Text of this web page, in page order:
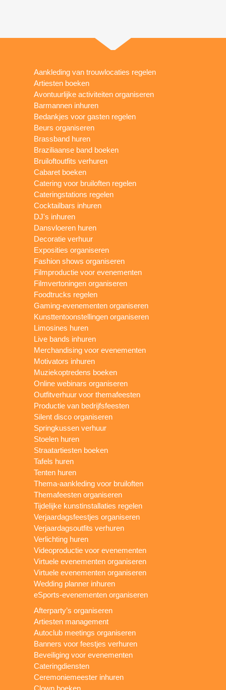
Aankleding van trouwlocaties regelen
Artiesten boeken
Avontuurlijke activiteiten organiseren
Barmannen inhuren
Bedankjes voor gasten regelen
Beurs organiseren
Brassband huren
Braziliaanse band boeken
Bruiloftoutfits verhuren
Cabaret boeken
Catering voor bruiloften regelen
Cateringstations regelen
Cocktailbars inhuren
DJ's inhuren
Dansvloeren huren
Decoratie verhuur
Exposities organiseren
Fashion shows organiseren
Filmproductie voor evenementen
Filmvertoningen organiseren
Foodtrucks regelen
Gaming-evenementen organiseren
Kunsttentoonstellingen organiseren
Limosines huren
Live bands inhuren
Merchandising voor evenementen
Motivators inhuren
Muziekoptredens boeken
Online webinars organiseren
Outfitverhuur voor themafeesten
Productie van bedrijfsfeesten
Silent disco organiseren
Springkussen verhuur
Stoelen huren
Straatartiesten boeken
Tafels huren
Tenten huren
Thema-aankleding voor bruiloften
Themafeesten organiseren
Tijdelijke kunstinstallaties regelen
Verjaardagsfeestjes organiseren
Verjaardagsoutfits verhuren
Verlichting huren
Videoproductie voor evenementen
Virtuele evenementen organiseren
Virtuele evenementen organiseren
Wedding planner inhuren
eSports-evenementen organiseren
Afterparty’s organiseren
Artiesten management
Autoclub meetings organiseren
Banners voor feestjes verhuren
Beveiliging voor evenementen
Cateringdiensten
Ceremoniemeester inhuren
Clown boeken